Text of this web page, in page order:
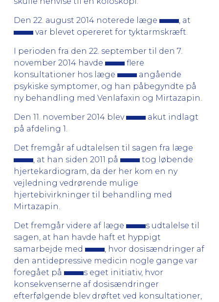
Den 22. august 2014 noterede læge
, at
var blevet opereret for tyktarmskræft.
I perioden fra den 22. september til den 7.
november 2014 havde
flere
konsultationer hos læge
angående
psykiske symptomer, og han påbegyndte på
ny behandling med Venlafaxin og Mirtazapin.
Den 11. november 2014 blev
akut indlagt
på afdeling 1.
Det fremgår af udtalelsen til sagen fra læge
, at han siden 2011 på
tog løbende
hjertekardiogram, da der her kom en ny
vejledning vedrørende mulige
hjertebivirkninger til behandling med
Mirtazapin.
Det fremgår videre af læge
s udtalelse til
sagen, at han havde haft et hyppigt
samarbejde med
, hvor dosisændringer af
den antidepressive medicin nogle gange var
foregået på
s eget initiativ, hvor
konsekvenserne af dosisændringer
efterfølgende blev drøftet ved konsultationer,